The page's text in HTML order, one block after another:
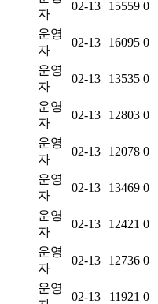
자
02-13 15559 0
운영
자
02-13 16095 0
운영
자
02-13 13535 0
운영
자
02-13 12803 0
운영
자
02-13 12078 0
운영
자
02-13 13469 0
운영
자
02-13 12421 0
운영
자
02-13 12736 0
운영
02-13 11921 0